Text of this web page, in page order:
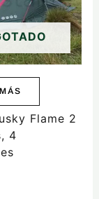
Flame 2
4